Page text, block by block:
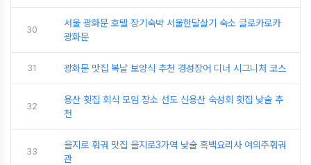
30
서울 광화문 호텔 장기숙박 서울한달살기 숙소 글로카로카
광화문
31 광화문 맛집 복날 보양식 추천 경성장어 디너 시그니처 코스
32
용산 횟집 회식 모임 장소 선도 신용산 숙성회 횟집 낮술 추
천
33
을지로 훠궈 맛집 을지로3가역 낮술 흑백요리사 여의주훠궈
관